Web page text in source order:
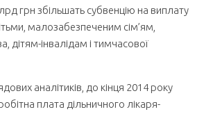
грн збільшать субвенцію на виплату
малозабезпеченим сім’ям,
дітям-інвалідам і тимчасової
аналітиків, до кінця 2014 року
плата дільничного лікаря-